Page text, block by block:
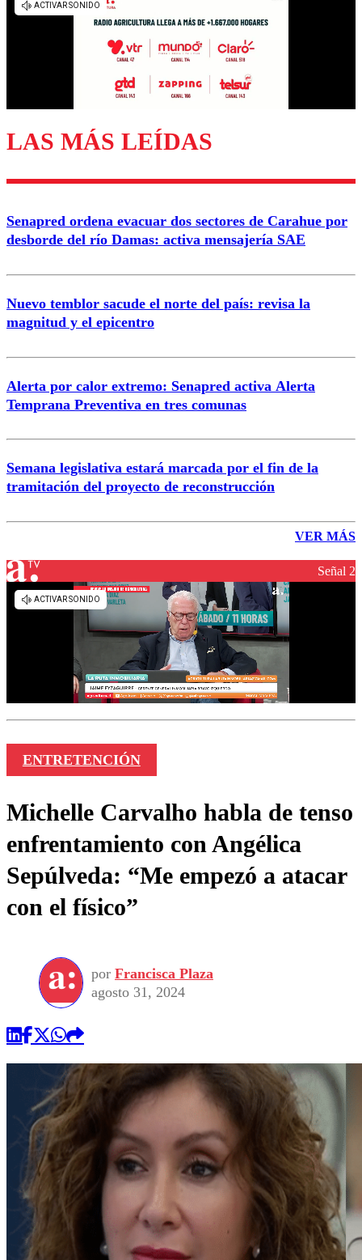
Enviar comentario
LAS MÁS LEÍDAS
Senapred ordena evacuar dos sectores de Carahue por
desborde del río Damas: activa mensajería SAE
Nuevo temblor sacude el norte del país: revisa la
magnitud y el epicentro
Alerta por calor extremo: Senapred activa Alerta
Temprana Preventiva en tres comunas
Semana legislativa estará marcada por el fin de la
tramitación del proyecto de reconstrucción
VER MÁS
Señal 2
ENTRETENCIÓN
Michelle Carvalho habla de tenso
enfrentamiento con Angélica
Sepúlveda: “Me empezó a atacar
con el físico”
por Francisca Plaza
agosto 31, 2024